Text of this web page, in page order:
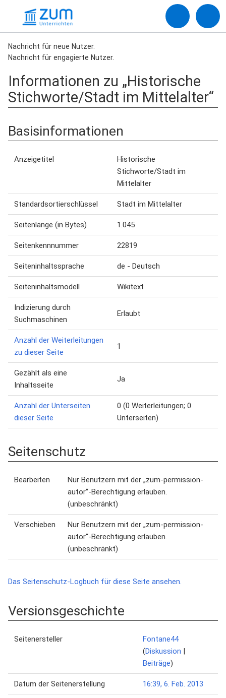
Nachricht für neue Nutzer.
Nachricht für engagierte Nutzer.
Informationen zu „Historische
Stichworte/Stadt im Mittelalter“
Basisinformationen
Anzeigetitel
Historische
Stichworte/Stadt im
Mittelalter
Standardsortierschlüssel Stadt im Mittelalter
Seitenlänge (in Bytes) 1.045
Seitenkennnummer 22819
Seiteninhaltssprache de - Deutsch
Seiteninhaltsmodell Wikitext
Indizierung durch
Suchmaschinen
Erlaubt
Anzahl der Weiterleitungen
zu dieser Seite
1
Gezählt als eine
Inhaltsseite
Ja
Anzahl der Unterseiten
dieser Seite
0 (0 Weiterleitungen; 0
Unterseiten)
Seitenschutz
Bearbeiten
Nur Benutzern mit der „zum-permission-
autor“-Berechtigung erlauben.
(unbeschränkt)
Verschieben
Nur Benutzern mit der „zum-permission-
autor“-Berechtigung erlauben.
(unbeschränkt)
Das Seitenschutz-Logbuch für diese Seite ansehen.
Versionsgeschichte
Seitenersteller
Fontane44
(Diskussion |
Beiträge)
Datum der Seitenerstellung 16:39, 6. Feb. 2013